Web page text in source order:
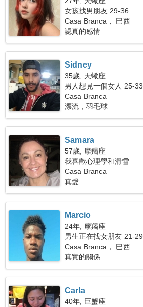
女孩找男朋友 29-36
Casa Branca， 巴西
認真的感情
Sidney
35歲, 天蠍座
男人想見一個女人 25-33
Casa Branca
漂流，羽毛球
Samara
57歲, 摩羯座
我喜歡心理學和滑雪
Casa Branca
真愛
Marcio
24年, 摩羯座
男生正在找女朋友 21-29
Casa Branca， 巴西
真實的關係
Carla
40年, 巨蟹座